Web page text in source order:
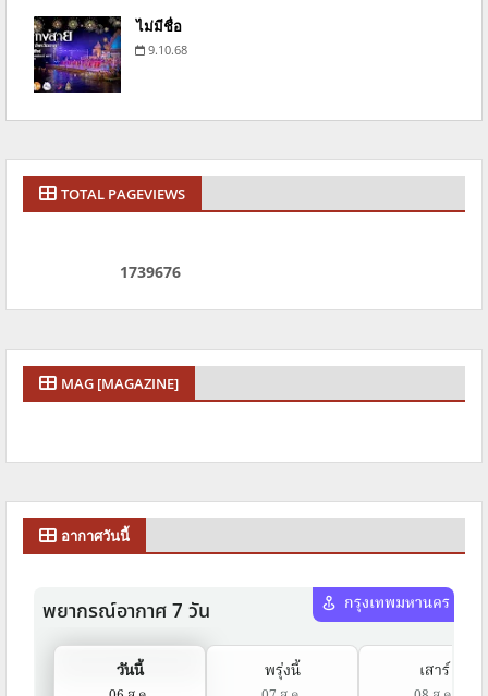
ไม่มีชื่อ
9.10.68
TOTAL PAGEVIEWS
1739676
MAG [MAGAZINE]
อากาศวันนี้